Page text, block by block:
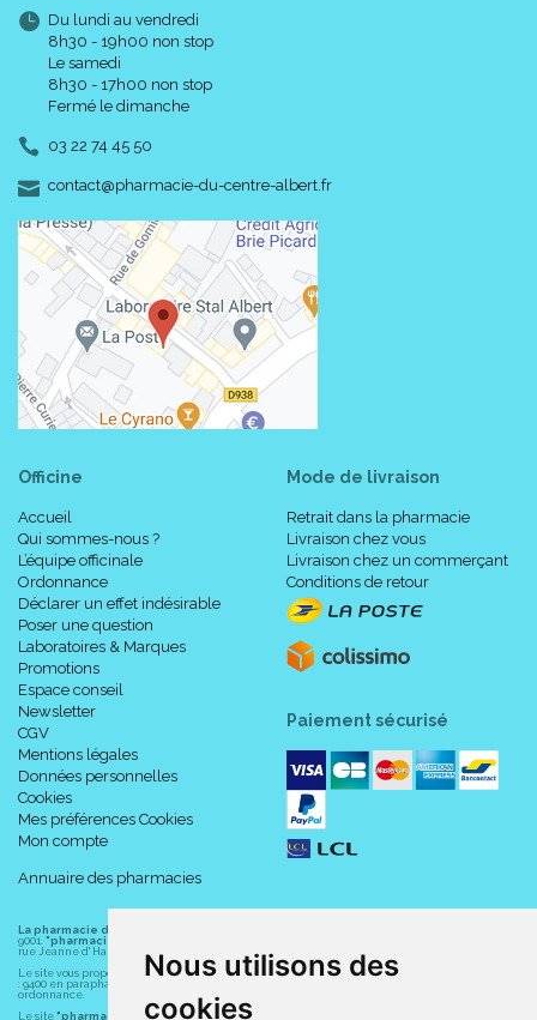
Nous utilisons des
cookies
Du lundi au vendredi
8h30 - 19h00 non stop
Le samedi
8h30 - 17h00 non stop
Fermé le dimanche
03 22 74 45 50
contact-
@-
pharmacie-du-centre-albert.fr
Officine
Accueil
Qui sommes-nous ?
L’équipe officinale
Ordonnance
Déclarer un effet indésirable
Poser une question
Laboratoires & Marques
Promotions
Espace conseil
Newsletter
CGV
Mentions légales
Données personnelles
Cookies
Mes préférences Cookies
Mon compte
Annuaire des pharmacies
Mode de livraison
Retrait dans la pharmacie
Livraison chez vous
Livraison chez un commerçant
Conditions de retour
Paiement sécurisé
La pharmacie du centre à Albert
9001. "pharmacie-du-centre-albert.fr "
rue Jeanne d' Harcourt, 80300 Albert.
Le site vous propose un large choix de plus de 11000 références, au prix les plus bas possible
: 9400 en parapharmacie, animaux, orthopédie, matériel médical. 1700 en médicaments sans
ordonnance.
Le site "pharmacie-du-centre-albert.fr"vous propose les service suivants :